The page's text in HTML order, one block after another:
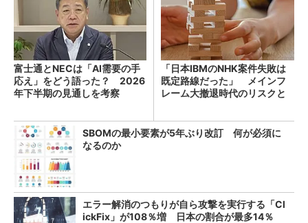
富士通とNECは「AI需要の手
応え」をどう語った？ 2026
年下半期の見通しを考察
「日本IBMのNHK案件失敗は
既定路線だった」 メインフ
レーム大撤退時代のリスクと
SBOMの最小要素が5年ぶり改訂 何が必須に
なるのか
エラー解消のつもりが自ら攻撃を実行する「Cl
ickFix」が108％増 日本の割合が最多14％